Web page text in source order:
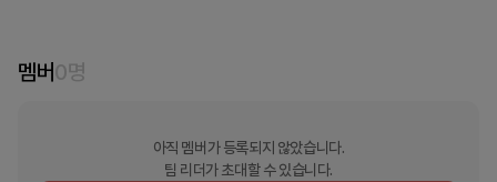
멤버0명
아직 멤버가 등록되지 않았습니다.
팀 리더가 초대할 수 있습니다.